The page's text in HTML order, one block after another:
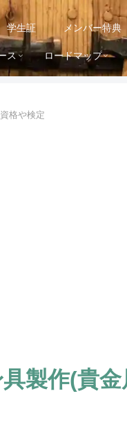
学生証 メンバー特典
ス ロードマップ
資格や検定
製作(貴金